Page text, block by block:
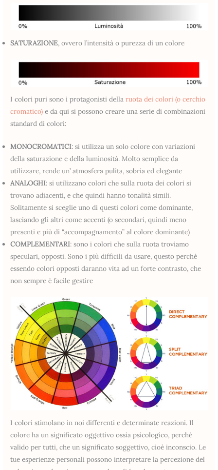
SATURAZIONE, ovvero l’intensità o purezza di un colore
I colori puri sono i protagonisti dellaruota dei colori (o cerchio
cromatico) e da qui si possono creare una serie di combinazioni
standard di colori:
MONOCROMATICI: si utilizza un solo colore con variazioni
della saturazione e della luminosità. Molto semplice da
utilizzare, rende un’ atmosfera pulita, sobria ed elegante
ANALOGHI: si utilizzano colori che sulla ruota dei colori si
trovano adiacenti, e che quindi hanno tonalità simili.
Solitamente si sceglie uno di questi colori come dominante,
lasciando gli altri come accenti (o secondari, quindi meno
presenti e più di “accompagnamento” al colore dominante)
COMPLEMENTARI: sono i colori che sulla ruota troviamo
speculari, opposti. Sono i più difficili da usare, questo perché
essendo colori opposti daranno vita ad un forte contrasto, che
non sempre è facile gestire
I colori stimolano in noi differenti e determinate reazioni. Il
colore ha un significato oggettivo ossia psicologico, perché
valido per tutti, che un significato soggettivo, cioè inconscio. Le
tue esperienze personali possono interpretare la percezione del